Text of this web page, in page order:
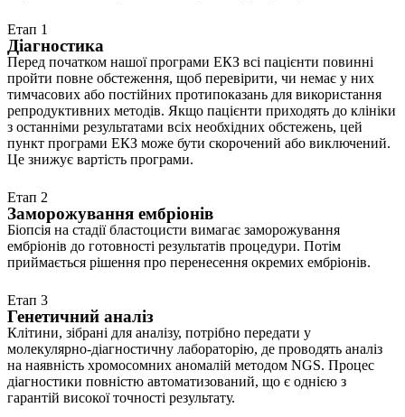
Етап 1
Діагностика
Перед початком нашої програми ЕКЗ всі пацієнти повинні
пройти повне обстеження, щоб перевірити, чи немає у них
тимчасових або постійних протипоказань для використання
репродуктивних методів. Якщо пацієнти приходять до клініки
з останніми результатами всіх необхідних обстежень, цей
пункт програми ЕКЗ може бути скорочений або виключений.
Це знижує вартість програми.
Етап 2
Заморожування ембріонів
Біопсія на стадії бластоцисти вимагає заморожування
ембріонів до готовності результатів процедури. Потім
приймається рішення про перенесення окремих ембріонів.
Етап 3
Генетичний аналіз
Клітини, зібрані для аналізу, потрібно передати у
молекулярно-діагностичну лабораторію, де проводять аналіз
на наявність хромосомних аномалій методом NGS. Процес
діагностики повністю автоматизований, що є однією з
гарантій високої точності результату.